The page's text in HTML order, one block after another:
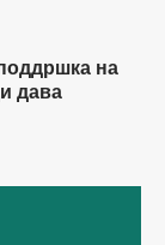
на
дава